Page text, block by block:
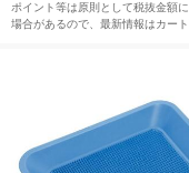
ポイント等は原則として税抜金額
場合があるので、最新情報はカー